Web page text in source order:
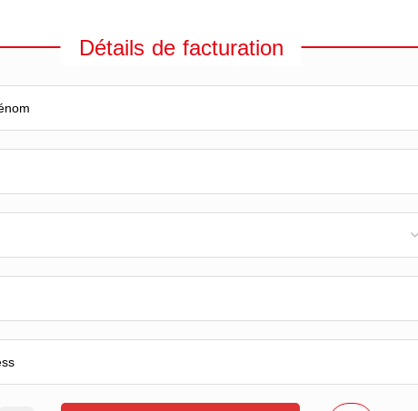
Détails de facturation